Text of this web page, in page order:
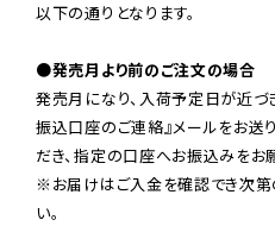
以下の通りとなります。
●発売月より前のご注文の場合
発売月になり、入荷予定日が近づ
振込口座のご連絡』メールをお送
だき、指定の口座へお振込みをお
※お届けはご入金を確認でき次第
い。